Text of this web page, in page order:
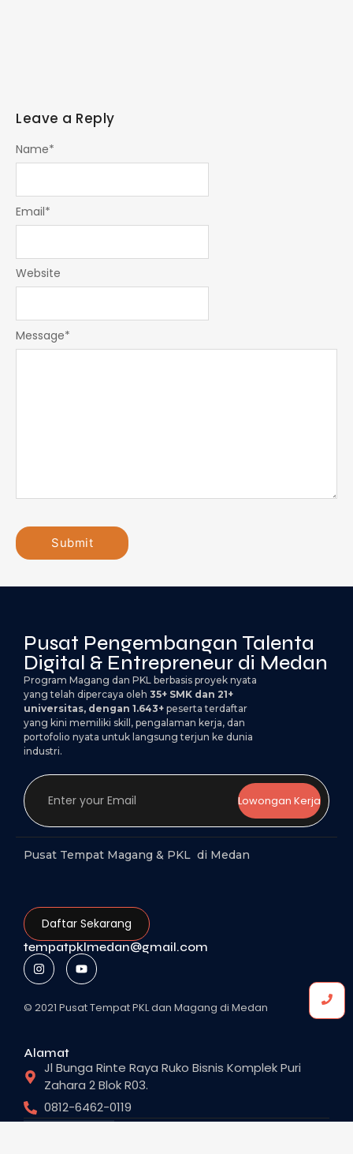
Leave a Reply
Message*
Name*
Email*
Website
Pusat Pengembangan Talenta
Digital & Entrepreneur di Medan
Program Magang dan PKL berbasis proyek nyata
yang telah dipercaya oleh 35+ SMK dan 21+
universitas, dengan 1.643+ peserta terdaftar
yang kini memiliki skill, pengalaman kerja, dan
portofolio nyata untuk langsung terjun ke dunia
industri.
Lowongan Kerja
Pusat Tempat Magang & PKL di Medan
Daftar Sekarang
tempatpklmedan@gmail.com
© 2021 Pusat Tempat PKL dan Magang di Medan
Alamat
Jl Bunga Rinte Raya Ruko Bisnis Komplek Puri
Zahara 2 Blok R03.
0812-6462-0119